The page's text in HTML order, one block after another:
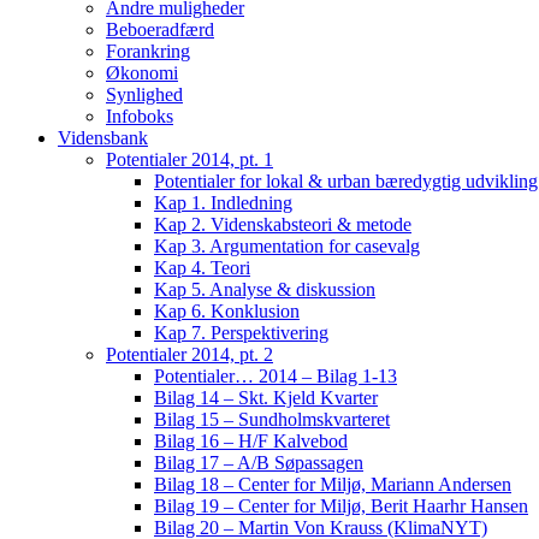
Andre muligheder
Beboeradfærd
Forankring
Økonomi
Synlighed
Infoboks
Vidensbank
Potentialer 2014, pt. 1
Potentialer for lokal & urban bæredygtig
Kap 1. Indledning
Kap 2. Videnskabsteori & metode
Kap 3. Argumentation for casevalg
Kap 4. Teori
Kap 5. Analyse & diskussion
Kap 6. Konklusion
Kap 7. Perspektivering
Potentialer 2014, pt. 2
Potentialer… 2014 – Bilag 1-13
Bilag 14 – Skt. Kjeld Kvarter
Bilag 15 – Sundholmskvarteret
Bilag 16 – H/F Kalvebod
Bilag 17 – A/B Søpassagen
Bilag 18 – Center for Miljø, Mariann Andersen
Bilag 19 – Center for Miljø, Berit Haarhr Hansen
Bilag 20 – Martin Von Krauss (KlimaNYT)